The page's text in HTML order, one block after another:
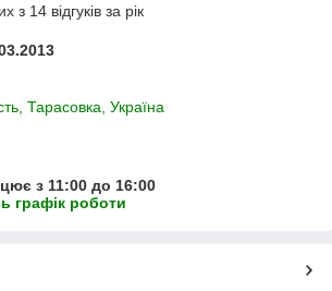
з 14 відгуків за рік
Тарасовка, Україна
з 11:00 до 16:00
графік роботи